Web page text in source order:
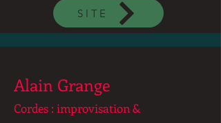
SITE
Alain Grange
Cordes : improvisation &